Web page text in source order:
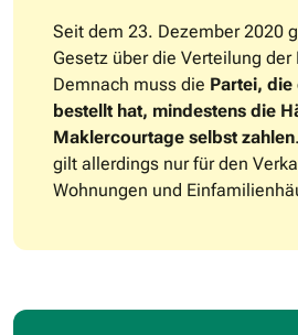
Seit dem 23. Dezember 2020
Gesetz über die Verteilung
Demnach muss die Partei,
bestellt hat, mindestens die
Maklercourtage selbst zahlen
gilt allerdings nur für den
Wohnungen und